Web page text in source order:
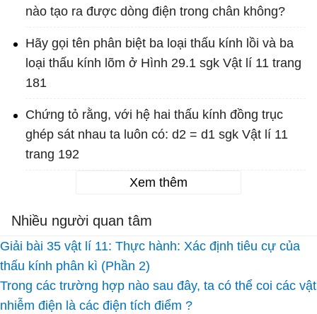
nào tạo ra được dòng điện trong chân không?
Hãy gọi tên phân biệt ba loại thấu kính lồi và ba
loại thấu kính lõm ở Hình 29.1 sgk Vật lí 11 trang
181
Chứng tỏ rằng, với hệ hai thấu kính đồng trục
ghép sát nhau ta luôn có: d2 = d1 sgk Vật lí 11
trang 192
Xem thêm
Nhiều người quan tâm
Giải bài 35 vật lí 11: Thực hành: Xác định tiêu cự của
thấu kính phân kì (Phần 2)
Trong các trường hợp nào sau đây, ta có thể coi các vật
nhiễm điện là các điện tích điểm ?